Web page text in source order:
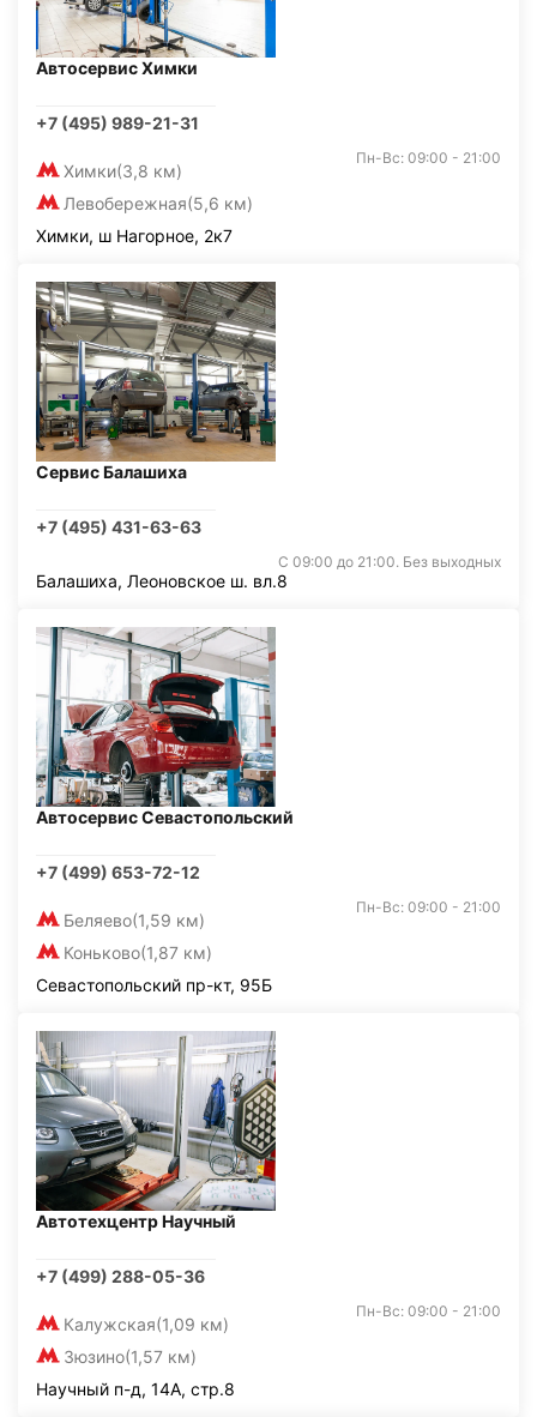
Автосервис Химки
+7 (495) 989-21-31
Химки(3,8 км)
Левобережная(5,6 км)
Пн-Вс: 09:00 - 21:00
Химки, ш Нагорное, 2к7
Сервис Балашиха
+7 (495) 431-63-63
С 09:00 до 21:00. Без выходных
Балашиха, Леоновское ш. вл.8
Автосервис Севастопольский
+7 (499) 653-72-12
Беляево(1,59 км)
Коньково(1,87 км)
Пн-Вс: 09:00 - 21:00
Севастопольский пр-кт, 95Б
Автотехцентр Научный
+7 (499) 288-05-36
Калужская(1,09 км)
Зюзино(1,57 км)
Пн-Вс: 09:00 - 21:00
Научный п-д, 14А, стр.8